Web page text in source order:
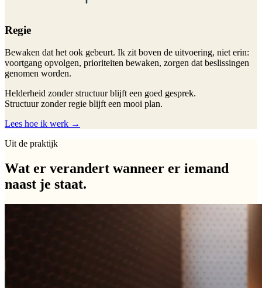
Regie
Bewaken dat het ook gebeurt. Ik zit boven de uitvoering, niet erin:
voortgang opvolgen, prioriteiten bewaken, zorgen dat beslissingen
genomen worden.
Helderheid zonder structuur blijft een goed gesprek.
Structuur zonder regie blijft een mooi plan.
Lees hoe ik werk →
Uit de praktijk
Wat er verandert wanneer er iemand
naast je staat.